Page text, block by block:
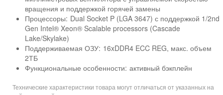
вращения и поддержкой горячей замены
Процессоры: Dual Socket P (LGA 3647) с поддержкой 1/2nd
Gen Intel® Xeon® Scalable processors (Cascade
Lake/Skylake)
Поддерживаемая ОЗУ: 16xDDR4 ECC REG, макс. объем
2ТБ
Функциональные особенности: активный бэкплейн
Технические характеристики товара могут отличаться от указанных на